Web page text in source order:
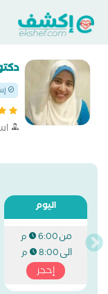
اليوم
من6:00 م
الى8:00 م
إحجز